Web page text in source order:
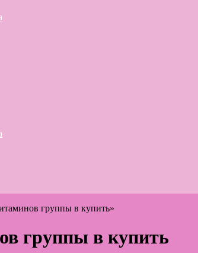
группы в купить»
группы в купить